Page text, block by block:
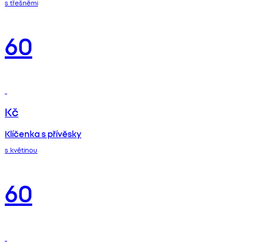
s třešněmi
60
Kč
Klíčenka s přívěsky
s květinou
60